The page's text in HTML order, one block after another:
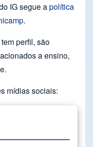
IG segue apolítica
.
perfil, são
a ensino,
mídias sociais: